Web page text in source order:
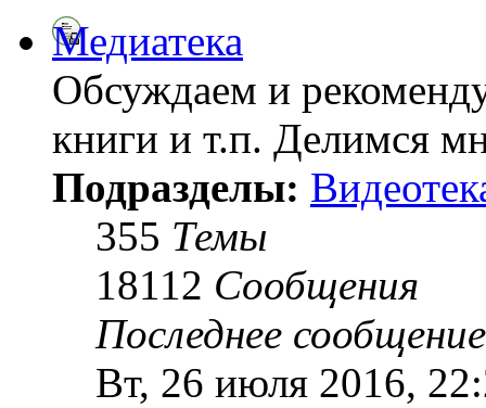
Медиатека
Обсуждаем и
книги и т.п. Делимся
Подразделы:
355 Темы
18112 Сообщения
Последнее сообщение
Вт, 26 июля 2016,